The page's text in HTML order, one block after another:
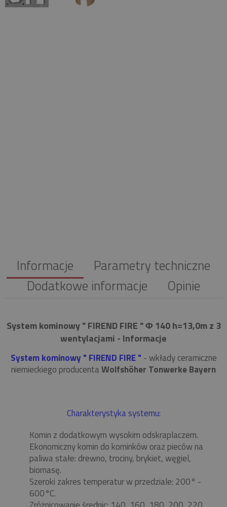
Informacje
Parametry techniczne
Dodatkowe informacje
Opinie
System kominowy " FIREND FIRE " Φ 140 h=13,0m z 3
wentylacjami - Informacje
System kominowy " FIREND FIRE " - wkłady ceramiczne
niemieckiego producentaWolfshöher Tonwerke Bayern
Charakterystyka systemu:
Komin z dodatkowym wysokim odskraplaczem.
Ekonomiczny komin do kominków oraz pieców na
paliwa stałe: drewno, trociny, brykiet, węgiel,
biomasę.
Szeroki zakres temperatur w przedziale: 200° -
600°C.